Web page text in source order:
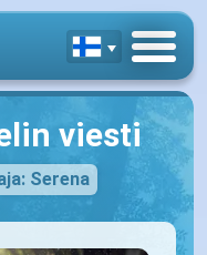
viesti
Serena